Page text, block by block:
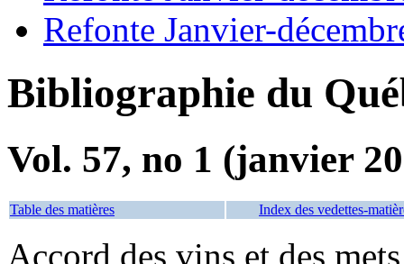
Refonte Janvier-
Bibliographie du
Vol. 57, no 1 (janvier
Table des matières Index des vedettes-
Accord des vins et des mets